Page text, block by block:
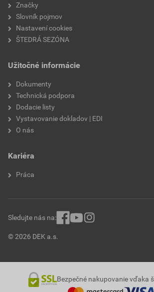
Značky
Slovník pojmov
Nastavení cookies
ŠTEDRÁ SEZÓNA
Užitočné informácie
Dokumenty
Technická podpora
Dodacie listy
Vystavovanie dokladov | EDI
O nás
Kariéra
Práca
© 2026 DEK a.s.
Sledujte nás na:
Bezpečné nakupovanie vďaka